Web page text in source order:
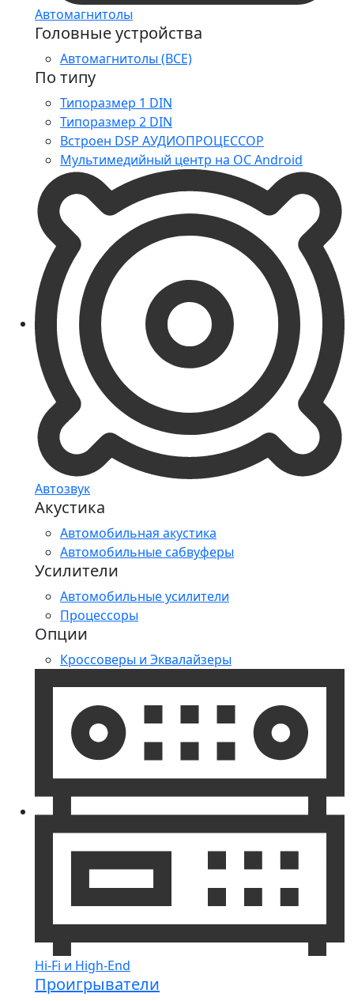
Автомагнитолы
Головные устройства
Автомагнитолы (ВСЕ)
По типу
Типоразмер 1 DIN
Типоразмер 2 DIN
Встроен DSP АУДИОПРОЦЕССОР
Мультимедийный центр на ОС Android
Автозвук
Акустика
Автомобильная акустика
Автомобильные сабвуферы
Усилители
Автомобильные усилители
Процессоры
Опции
Кроссоверы и Эквалайзеры
Hi-Fi и High-End
Проигрыватели